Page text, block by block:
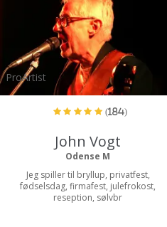
ProArtist
(184)
John Vogt
Odense M
Jeg spiller til bryllup, privatfest,
fødselsdag, firmafest, julefrokost,
reseption, sølvbr